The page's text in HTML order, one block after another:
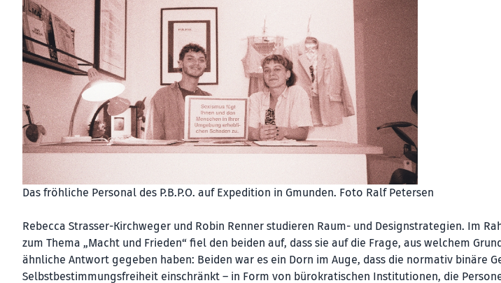
Das fröhliche Personal des P.B.P.O. auf Expedition in Gmunden. Foto Ralf Petersen
Rebecca Strasser-Kirchweger und Robin Renner studieren Raum- und Designstrategien. Im
zum Thema „Macht und Frieden“ fiel den beiden auf, dass sie auf die Frage, aus welchem
ähnliche Antwort gegeben haben: Beiden war es ein Dorn im Auge, dass die normativ binäre
Selbstbestimmungsfreiheit einschränkt – in Form von bürokratischen Institutionen, die